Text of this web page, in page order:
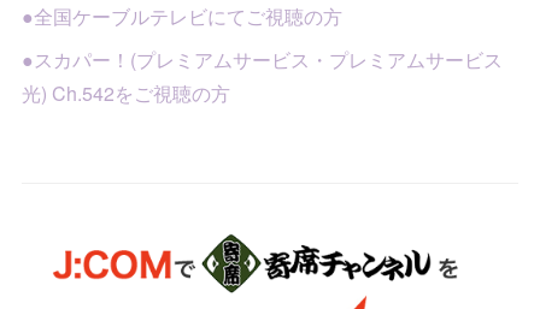
●全国ケーブルテレビにてご視聴の方
●スカパー！(プレミアムサービス・プレミアムサービス
光) Ch.542をご視聴の方